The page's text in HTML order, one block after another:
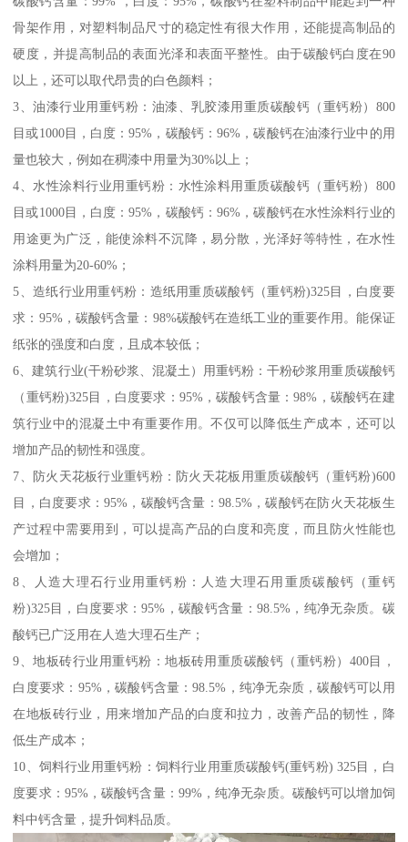
骨架作用，对塑料制品尺寸的稳定性有很大作用，还能提高制品的
硬度，并提高制品的表面光泽和表面平整性。由于碳酸钙白度在90
以上，还可以取代昂贵的白色颜料；
3、油漆行业用重钙粉：油漆、乳胶漆用重质碳酸钙（重钙粉）800
目或1000目，白度：95%，碳酸钙：96%，碳酸钙在油漆行业中的用
量也较大，例如在稠漆中用量为30%以上；
4、水性涂料行业用重钙粉：水性涂料用重质碳酸钙（重钙粉）800
目或1000目，白度：95%，碳酸钙：96%，碳酸钙在水性涂料行业的
用途更为广泛，能使涂料不沉降，易分散，光泽好等特性，在水性
涂料用量为20-60%；
5、造纸行业用重钙粉：造纸用重质碳酸钙（重钙粉)325目，白度要
求：95%，碳酸钙含量：98%碳酸钙在造纸工业的重要作用。能保证
纸张的强度和白度，且成本较低；
6、建筑行业(干粉砂浆、混凝土）用重钙粉：干粉砂浆用重质碳酸钙
（重钙粉)325目，白度要求：95%，碳酸钙含量：98%，碳酸钙在建
筑行业中的混凝土中有重要作用。不仅可以降低生产成本，还可以
增加产品的韧性和强度。
7、防火天花板行业重钙粉：防火天花板用重质碳酸钙（重钙粉)600
目，白度要求：95%，碳酸钙含量：98.5%，碳酸钙在防火天花板生
产过程中需要用到，可以提高产品的白度和亮度，而且防火性能也
会增加；
8、人造大理石行业用重钙粉：人造大理石用重质碳酸钙（重钙
粉)325目，白度要求：95%，碳酸钙含量：98.5%，纯净无杂质。碳
酸钙已广泛用在人造大理石生产；
9、地板砖行业用重钙粉：地板砖用重质碳酸钙（重钙粉）400目，
白度要求：95%，碳酸钙含量：98.5%，纯净无杂质，碳酸钙可以用
在地板砖行业，用来增加产品的白度和拉力，改善产品的韧性，降
低生产成本；
10、饲料行业用重钙粉：饲料行业用重质碳酸钙(重钙粉) 325目，白
度要求：95%，碳酸钙含量：99%，纯净无杂质。碳酸钙可以增加饲
料中钙含量，提升饲料品质。